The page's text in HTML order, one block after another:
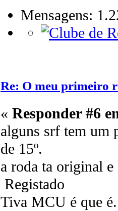
Mensagens:
Re: O meu primeiro
« Responder #6
alguns srf tem um
de 15º.
a roda ta original
Registado
Tiva MCU é que é.